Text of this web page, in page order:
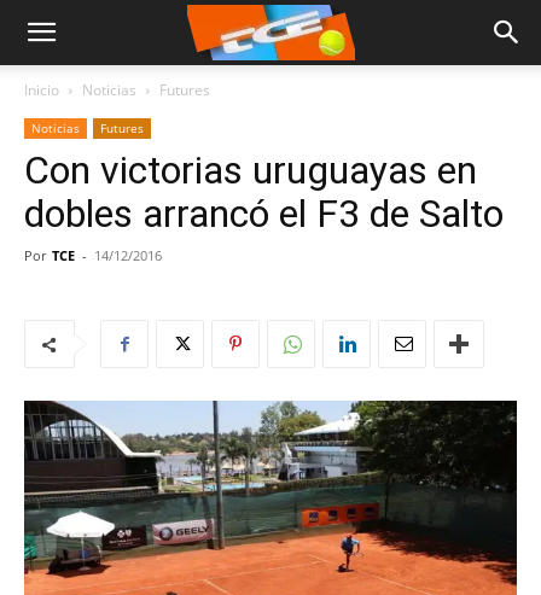
Inicio Noticias Futures
Noticias Futures
Con victorias uruguayas en
dobles arrancó el F3 de Salto
Por TCE - 14/12/2016